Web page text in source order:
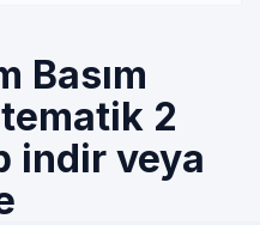
Basım
2
indir veya